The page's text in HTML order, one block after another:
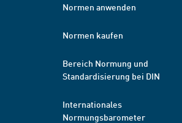
Normen anwenden
Normen kaufen
Bereich Normung und
Standardisierung bei DIN
Internationales
Normungsbarometer